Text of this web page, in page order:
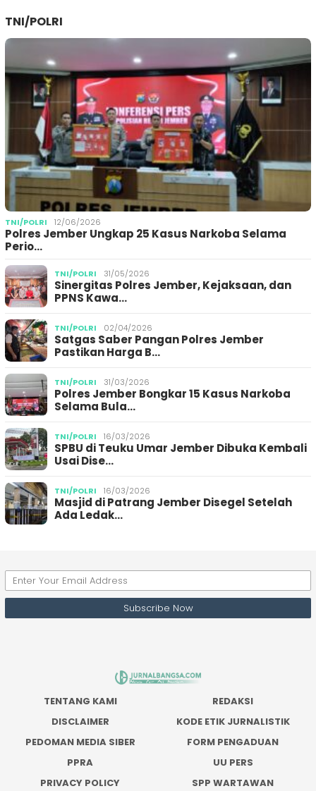
TNI/POLRI
TNI/POLRI 12/06/2026
Polres Jember Ungkap 25 Kasus Narkoba Selama
Perio…
TNI/POLRI 31/05/2026
Sinergitas Polres Jember, Kejaksaan, dan
PPNS Kawa…
TNI/POLRI 02/04/2026
Satgas Saber Pangan Polres Jember
Pastikan Harga B…
TNI/POLRI 31/03/2026
Polres Jember Bongkar 15 Kasus Narkoba
Selama Bula…
TNI/POLRI 16/03/2026
SPBU di Teuku Umar Jember Dibuka Kembali
Usai Dise…
TNI/POLRI 16/03/2026
Masjid di Patrang Jember Disegel Setelah
Ada Ledak…
TENTANG KAMI
REDAKSI
DISCLAIMER
KODE ETIK JURNALISTIK
PEDOMAN MEDIA SIBER
FORM PENGADUAN
PPRA
UU PERS
PRIVACY POLICY
SPP WARTAWAN